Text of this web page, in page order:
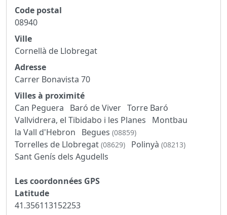
Code postal
08940
Ville
Cornellà de Llobregat
Adresse
Carrer Bonavista 70
Villes à proximité
Can Peguera
Baró de Viver Torre Baró
Vallvidrera, el Tibidabo i les Planes
Montbau
la Vall d'Hebron
Begues (08859)
Torrelles de Llobregat (08629) Polinyà (08213)
Sant Genís dels Agudells
Les coordonnées GPS
Latitude
41.356113152253